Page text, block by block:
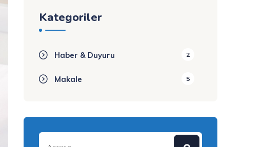
Kategoriler
Haber & Duyuru 2
Makale 5